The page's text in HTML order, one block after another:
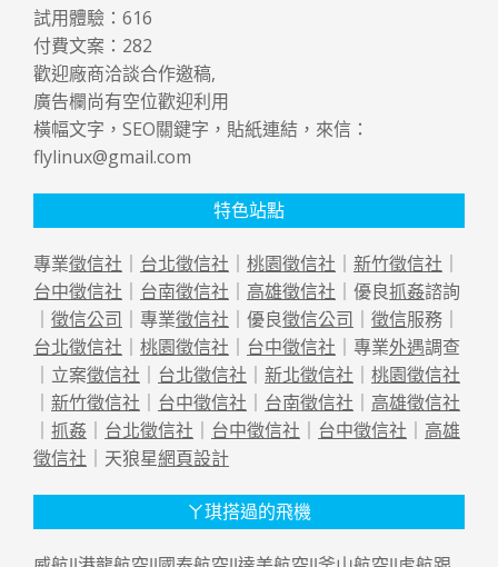
試用體驗： 616
付費文案： 282
歡迎廠商洽談合作邀稿,
廣告欄尚有空位歡迎利用
橫幅文字，SEO關鍵字，貼紙連結，來信：
flylinux@gmail.com
特色站點
專業徵信社 台北徵信社 桃園徵信社 新竹徵信社
台中徵信社
台南徵信社 高雄徵信社 ｜優良抓姦諮詢
徵信公司 ｜專業徵信社 ｜優良徵信公司 徵信服務｜
台北徵信社
桃園徵信社 台中徵信社 ｜專業外遇調查
｜立案徵信社 台北徵信社 新北徵信社
桃園徵信社
新竹徵信社 台中徵信社 台南徵信社
高雄徵信社
抓姦 台北徵信社 台中徵信社 台中徵信社
高雄
徵信社 ｜天狼星網頁設計
ㄚ琪搭過的飛機